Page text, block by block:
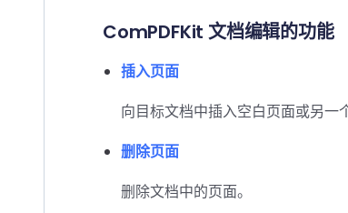
ComPDFKit 文档编辑的功能
插入页面
向目标文档中插入空白页面或另一
删除页面
删除文档中的页面。